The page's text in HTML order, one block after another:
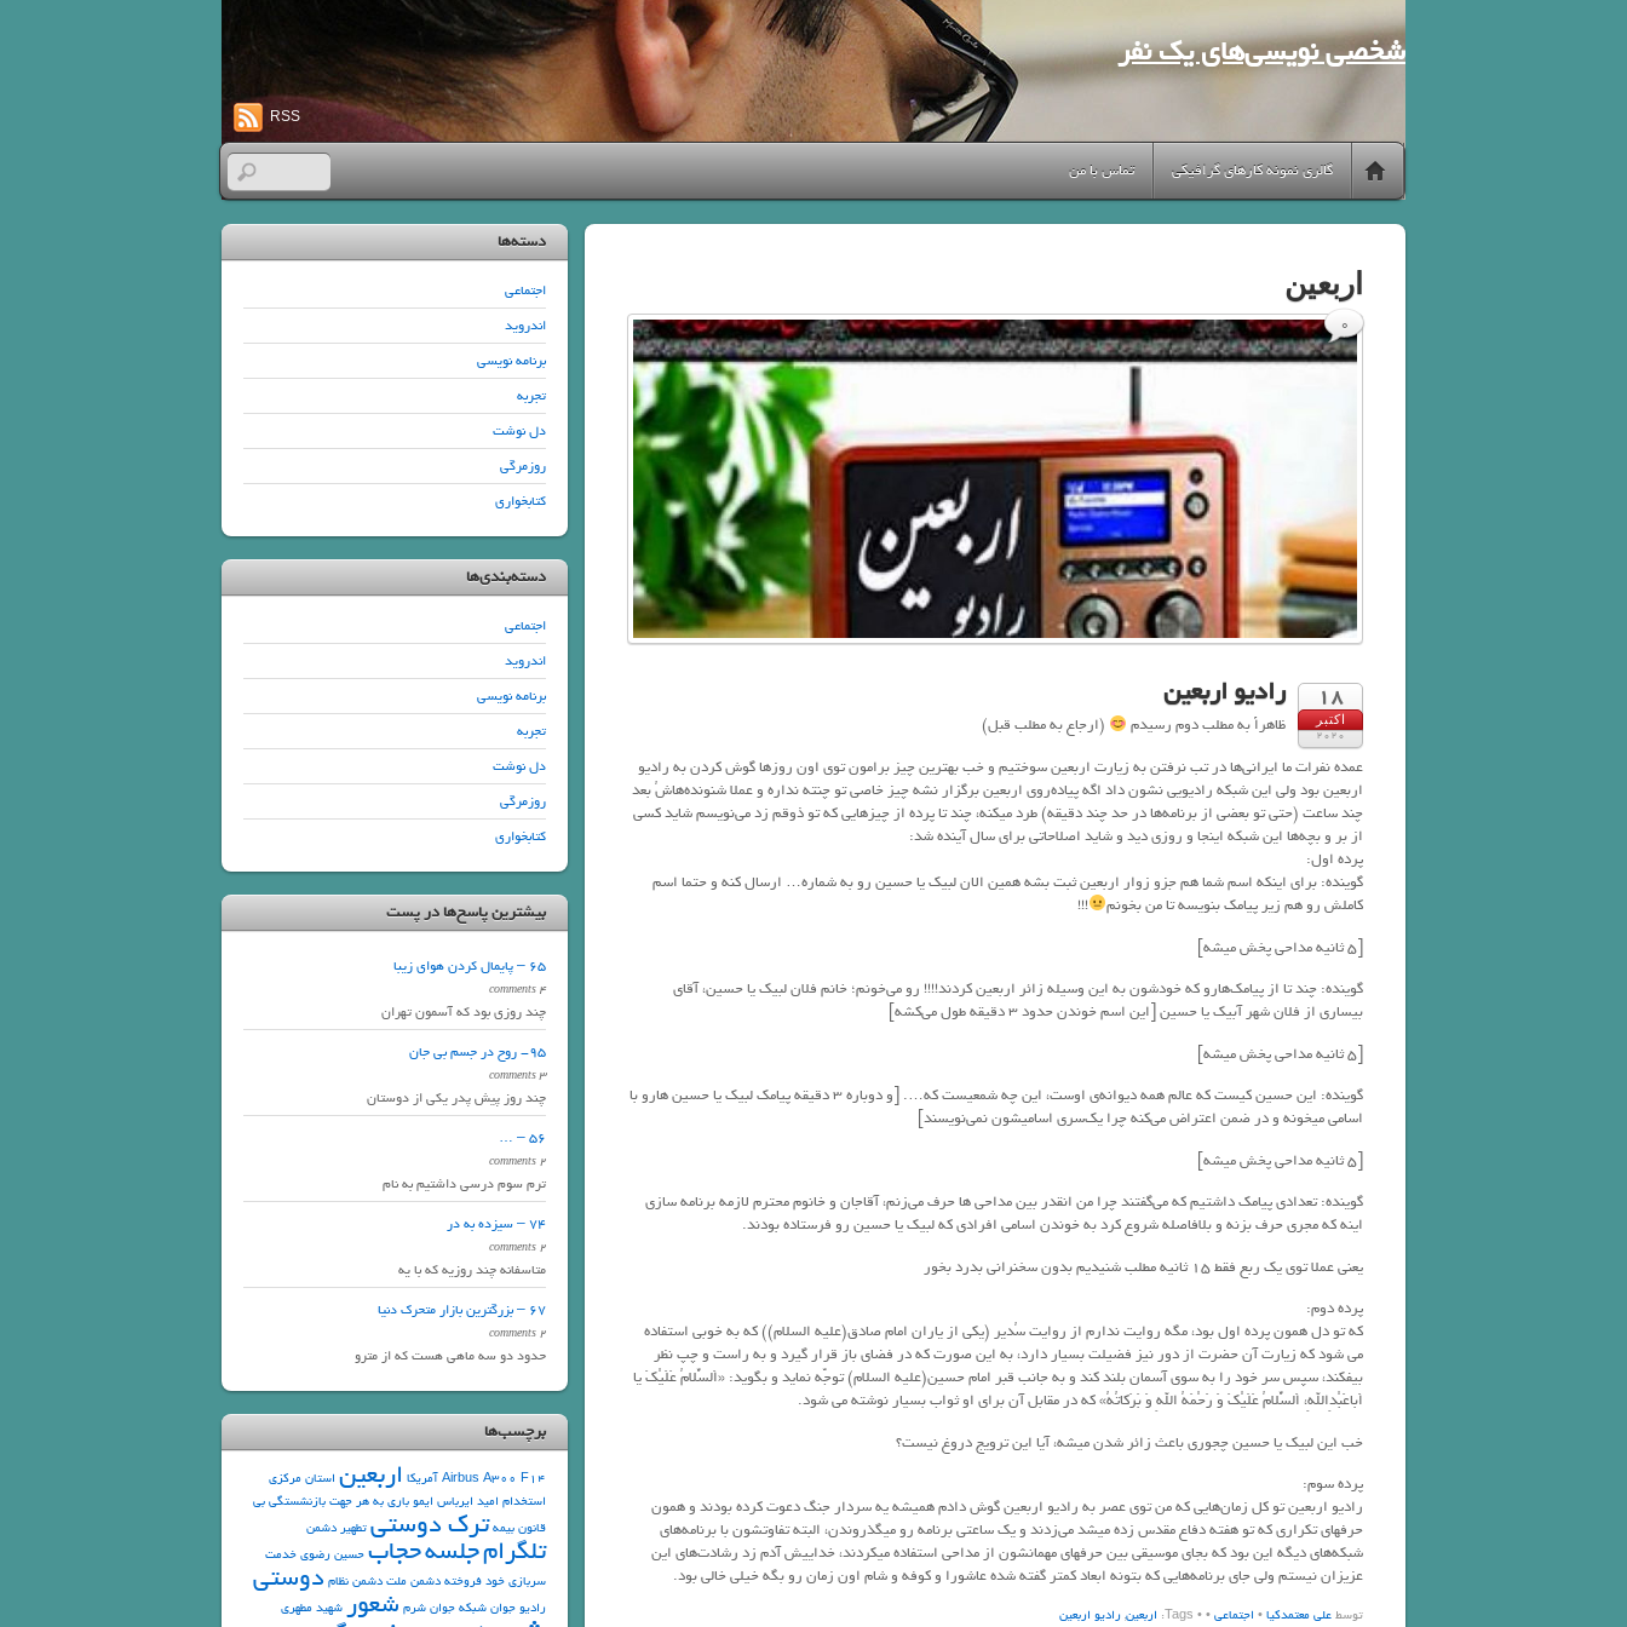
شخصی نویسی‌های یک نفر
RSS
گالری نمونه کارهای گرافیکی تماس با من
اربعین
18
اکتبر
2020
رادیو اربعین
ظاهراً به مطلب دوم رسیدم
(ارجاع به مطلب قبل)
عمده نفرات ما ایرانی‌ها در تب نرفتن به زیارت اربعین سوختیم و خب بهترین چیز برامون توی اون روزها گوش کردن به رادیو
اربعین بود ولی این شبکه رادیویی نشون داد اگه پیاده‌روی اربعین برگزار نشه چیز خاصی تو چنته نداره و عملا شنونده‌هاشُ بعد
چند ساعت (حتی تو بعضی از برنامه‌ها در حد چند دقیقه) طرد میکنه، چند تا پرده از چیزهایی که تو ذوقم زد می‌نویسم شاید کسی
از بر و بچه‌ها این شبکه اینجا و روزی دید و شاید اصلاحاتی برای سال آینده شد:
پرده اول:
گوینده: برای اینکه اسم شما هم جزو زوار اربعین ثبت بشه همین الان لبیک یا حسین رو به شماره… ارسال کنه و حتما اسم
کاملش رو هم زیر پیامک بنویسه تا من بخونم
!!!
[۵ ثانیه مداحی پخش میشه]
گوینده: چند تا از پیامک‌هارو که خودشون به این وسیله زائر اربعین کردند!!!! رو می‌خونم؛ خانم فلان لبیک یا حسین، آقای
بیساری از فلان شهر آبیک یا حسین [این اسم خوندن حدود ۳ دقیقه طول می‌کشه]
[۵ ثانیه مداحی پخش میشه]
گوینده: این حسین کیست که عالم همه دیوانه‌‌ی اوست، این چه شمعیست که…. [و دوباره ۳ دقیقه پیامک لبیک یا حسین ‌هارو با
اسامی میخونه و در ضمن اعتراض می‌کنه چرا یک‌سری اسامیشون نمی‌نویسند]
[۵ ثانیه مداحی پخش میشه]
گوینده: تعدادی پیامک داشتیم که می‌گفتند چرا من انقدر بین مداحی ها حرف می‌زنم، آقاجان و خانوم محترم لازمه برنامه سازی
اینه که مجری حرف بزنه و بلافاصله شروع کرد به خوندن اسامی افرادی که لبیک یا حسین رو فرستاده بودند.
یعنی عملا توی یک ربع فقط ۱۵ ثانیه مطلب شنیدیم بدون سخنرانی بدرد بخور
پرده دوم:
که تو دل همون پرده اول بود، مگه روایت ندارم از روایت سُدیر (یکى از یاران امام صادق(علیه السلام)) که به خوبى استفاده
مى شود که زیارت آن حضرت از دور نیز فضیلت بسیار دارد، به این صورت که در فضاى باز قرار گیرد و به راست و چپ نظر
بیفکند، سپس سر خود را به سوى آسمان بلند کند و به جانب قبر امام حسین(علیه السلام) توجّه نماید و بگوید: «اَلسَّلامُ عَلَیْکَ یا
اَباعَبْدِاللهِ، اَلسَّلامُ عَلَیْکَ وَ رَحْمَهُ اللهِ وَ بَرَکاتُهُ» که در مقابل آن براى او ثواب بسیار نوشته مى شود.
خب این لبیک یا حسین چجوری باعث زائر شدن میشه، آیا این ترویج دروغ نیست؟
پرده سوم:
رادیو اربعین تو کل زمان‌هایی که من توی عصر به رادیو اربعین گوش دادم همیشه یه سردار جنگ دعوت کرده بودند و همون
حرفهای تکراری که تو هفته دفاع مقدس زده میشد می‌زدند و یک ساعتی برنامه رو میگذروندن، البته تفاوتشون با برنامه‌های
شبکه‌های دیگه این بود که بجای موسیقی بین حرفهای مهمانشون از مداحی استفاده میکردند، خداییش آدم زد رشادت‌های این
عزیزان نیستم ولی جای برنامه‌هایی که بتونه ابعاد کمتر گفته شده عاشورا و کوفه و شام اون زمان رو بگه خیلی خالی بود.
توسطعلی معتمدکیا• اجتماعی•
0
• Tags: اربعین,رادیو اربعین
دسته‌ها
اجتماعی
اندروید
برنامه نویسی
تجربه
دل نوشت
روزمرگی
کتابخواری
دسته‌بندی‌ها
اجتماعی
اندروید
برنامه نویسی
تجربه
دل نوشت
روزمرگی
کتابخواری
بیشترین پاسخ‌ها در پست
65 – پایمال کردن هوای زیبا
4 comments
چند روزی بود که آسمون تهران
95- روح در جسم بی جان
3 comments
چند روز پیش پدر یکی از دوستان
56 – …
2 comments
ترم سوم درسی داشتیم به نام
74 – سیزده به در
2 comments
متاسفانه چند روزیه که با یه
67 – بزرگترین بازار متحرک دنیا
2 comments
حدود دو سه ماهی هست که از مترو
برچسب‌ها
Airbus A300 F14 آمریکا اربعین استان مرکزی
استخدام امید ایرباس ایموباری به هر جهتبازنشستگیبی
قانونبیمهترک دوستیتطهیر دشمن
تلگرامجلسهحجابحسین رضویخدمت
سربازیخود فروختهدشمن ملتدشمن نظام دوستی
رادیو جوانشبکه جوانشرم شعورشهید مطهری